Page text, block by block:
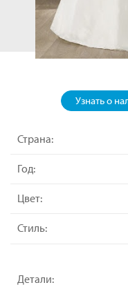
Узнать о
Страна:
Год:
Цвет:
Стиль:
Детали: